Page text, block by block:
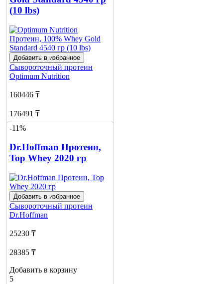
(10 lbs)
Добавить в избранное
Сывороточный протеин
Optimum Nutrition
160446 ₸
176491 ₸
Добавить в корзину
-11%
Dr.Hoffman Протеин,
Top Whey 2020 гр
Добавить в избранное
Сывороточный протеин
Dr.Hoffman
25230 ₸
28385 ₸
Добавить в корзину
5